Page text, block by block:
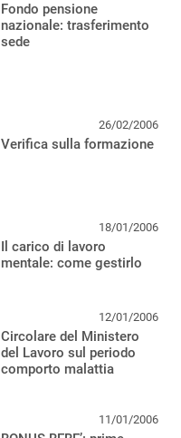
Fondo pensione
nazionale: trasferimento
sede
26/02/2006
Verifica sulla formazione
18/01/2006
Il carico di lavoro
mentale: come gestirlo
12/01/2006
Circolare del Ministero
del Lavoro sul periodo
comporto malattia
11/01/2006